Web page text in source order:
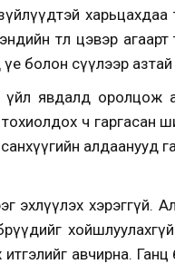
төлөө цэвэр
болон сүүлээр
явдалд оролцож
ч
алдаанууд
хэрэггүй.
авчирна.